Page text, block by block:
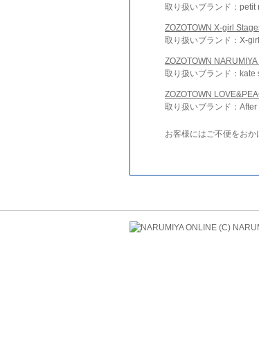
取り扱いブランド：
ZOZOTOWN X-girl
取り扱いブランド：X-
ZOZOTOWN
取り扱いブランド：
ZOZOTOWN
取り扱いブランド：
お客様にはご不便をおか